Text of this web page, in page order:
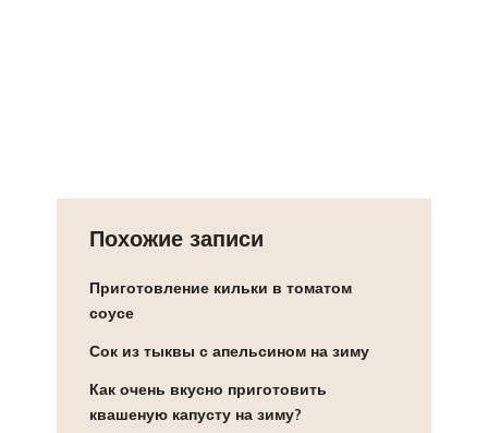
Похожие записи
Приготовление кильки в томатом
соусе
Сок из тыквы с апельсином на зиму
Как очень вкусно приготовить
квашеную капусту на зиму?